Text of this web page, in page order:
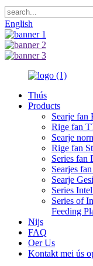
English
Thús
Products
Searje fan
Rige fan
Searje
Rige fan
Series fan
Searjes
Searje
Series
Series of
Feeding
Nijs
FAQ
Oer Us
Kontakt mei ús